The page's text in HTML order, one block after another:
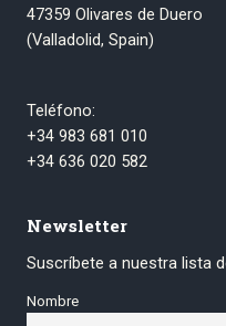
47359 Olivares de Duero
(Valladolid, Spain)
Teléfono:
+34 983 681 010
+34 636 020 582
Newsletter
Suscríbete a nuestra lista
Nombre